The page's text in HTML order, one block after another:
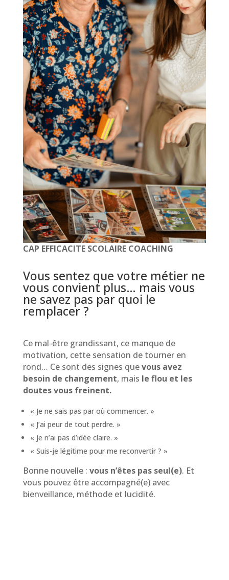
CAP EFFICACITE SCOLAIRE COACHING
Vous sentez que votre métier ne
vous convient plus… mais vous
ne savez pas par quoi le
remplacer ?
Ce mal-être grandissant, ce manque de
motivation, cette sensation de tourner en
rond… Ce sont des signes quevous avez
besoin de changement, mais le flou et les
doutes vous freinent.
« Je ne sais pas par où commencer. »
« J’ai peur de tout perdre. »
« Je n’ai pas d’idée claire. »
« Suis-je légitime pour me reconvertir ? »
Bonne nouvelle : vous n’êtes pas seul(e). Et
vous pouvez être accompagné(e) avec
bienveillance, méthode et lucidité.